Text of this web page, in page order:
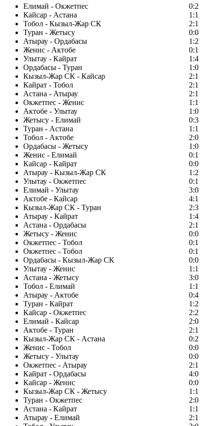
Елимай - Окжетпес
0:2
Кайсар - Астана
1:1
Тобол - Кызыл-Жар СК
2:1
Туран - Жетысу
0:0
Атырау - Ордабасы
1:2
Женис - Актобе
0:1
Улытау - Кайрат
1:4
Ордабасы - Туран
1:0
Кызыл-Жар СК - Кайсар
2:1
Кайрат - Тобол
2:1
Астана - Атырау
2:1
Окжетпес - Женис
1:1
Актобе - Улытау
1:0
Жетысу - Елимай
0:3
Туран - Астана
1:1
Тобол - Актобе
2:0
Ордабасы - Жетысу
1:0
Женис - Елимай
0:1
Кайсар - Кайрат
0:0
Атырау - Кызыл-Жар СК
1:2
Улытау - Окжетпес
0:1
Елимай - Улытау
3:0
Актобе - Кайсар
4:1
Кызыл-Жар СК - Туран
2:3
Атырау - Кайрат
1:4
Астана - Ордабасы
2:1
Жетысу - Женис
0:0
Окжетпес - Тобол
0:1
Окжетпес - Тобол
0:1
Ордабасы - Кызыл-Жар СК
0:0
Улытау - Женис
1:1
Астана - Жетысу
3:0
Тобол - Елимай
1:1
Атырау - Актобе
0:4
Туран - Кайрат
1:2
Кайсар - Окжетпес
2:2
Елимай - Кайсар
2:0
Актобе - Туран
2:1
Кызыл-Жар СК - Астана
0:2
Женис - Тобол
0:0
Жетысу - Улытау
0:0
Окжетпес - Атырау
2:1
Кайрат - Ордабасы
4:0
Кайсар - Женис
0:0
Кызыл-Жар СК - Жетысу
1:1
Туран - Окжетпес
2:0
Астана - Кайрат
1:1
Атырау - Елимай
2:1